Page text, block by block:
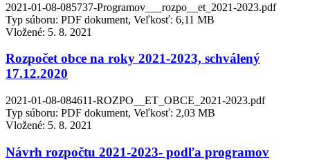
2021-01-08-085737-Programov___rozpo__et_2021-2023.pdf
Typ súboru: PDF dokument, Veľkosť: 6,11 MB
Vložené: 5. 8. 2021
Rozpočet obce na roky 2021-2023, schválený
17.12.2020
2021-01-08-084611-ROZPO__ET_OBCE_2021-2023.pdf
Typ súboru: PDF dokument, Veľkosť: 2,03 MB
Vložené: 5. 8. 2021
Návrh rozpočtu 2021-2023- podľa programov